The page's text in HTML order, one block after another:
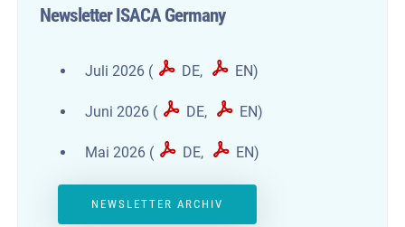
Newsletter ISACA Germany
Juli 2026 ( DE, EN)
Juni 2026 ( DE, EN)
Mai 2026 ( DE, EN)
NEWSLETTER ARCHIV